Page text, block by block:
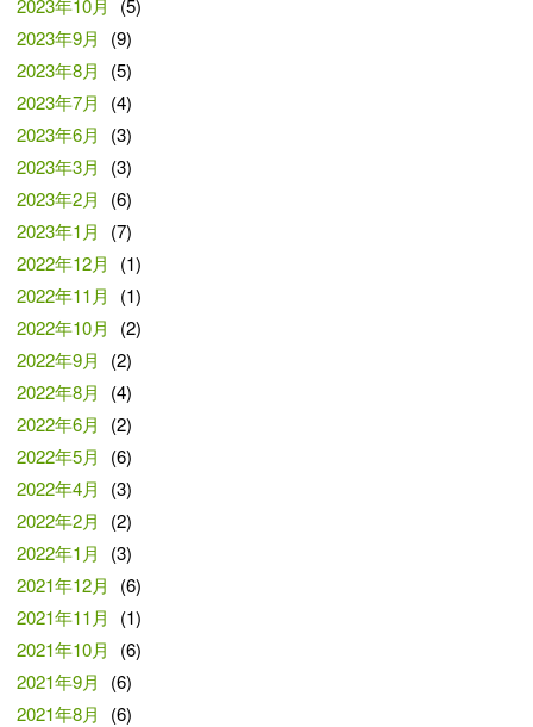
2023年9月
(9)
2023年8月
(5)
2023年7月
(4)
2023年6月
(3)
2023年3月
(3)
2023年2月
(6)
2023年1月
(7)
2022年12月
(1)
2022年11月
(1)
2022年10月
(2)
2022年9月
(2)
2022年8月
(4)
2022年6月
(2)
2022年5月
(6)
2022年4月
(3)
2022年2月
(2)
2022年1月
(3)
2021年12月
(6)
2021年11月
(1)
2021年10月
(6)
2021年9月
(6)
2021年8月
(6)